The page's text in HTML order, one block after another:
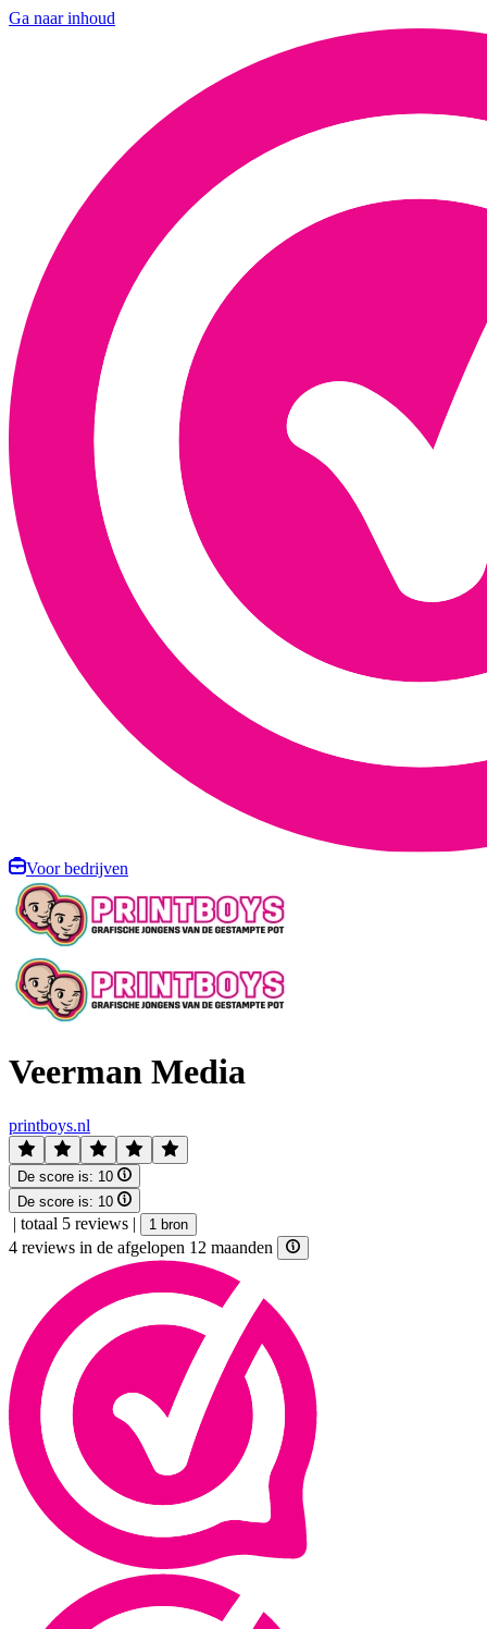
Ga naar inhoud
Voor bedrijven
Veerman Media
printboys.nl
De score is: 10
De score is: 10
| totaal 5 reviews | 1 bron
4 reviews in de afgelopen 12 maanden